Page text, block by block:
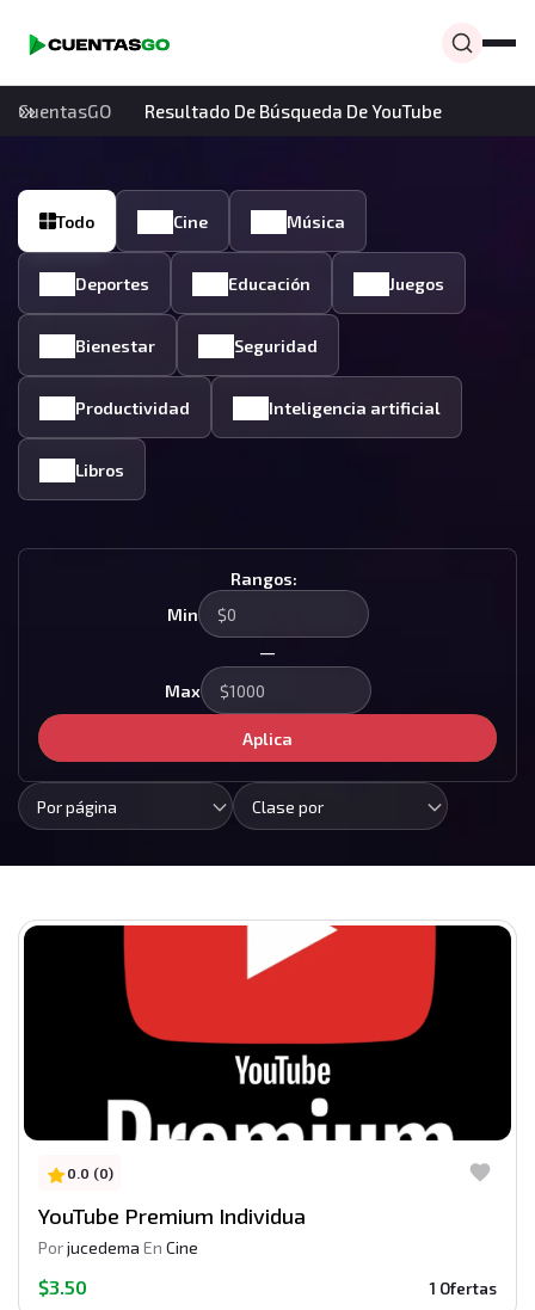
CuentasGO Resultado De Búsqueda De YouTube
Todo Cine Música
Deportes Educación Juegos
Bienestar Seguridad
Productividad Inteligencia artificial
Libros
Rangos:
Min
—
Max
Aplica
Por página Clase por
0.0 (0)
YouTube Premium Individua
Porjucedema En Cine
$3.50 1 Ofertas